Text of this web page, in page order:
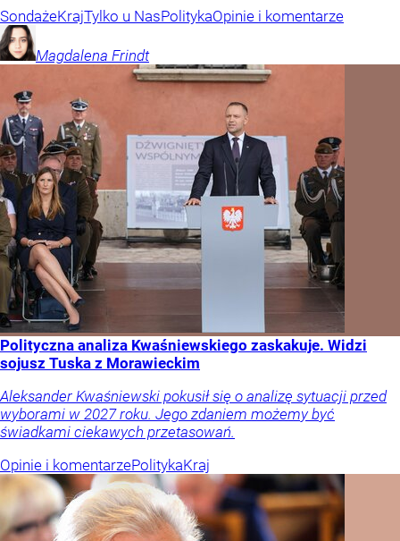
SondażeKrajTylko u NasPolitykaOpinie i komentarze
Magdalena Frindt
Polityczna analiza Kwaśniewskiego zaskakuje. Widzi
sojusz Tuska z Morawieckim
Aleksander Kwaśniewski pokusił się o analizę sytuacji przed
wyborami w 2027 roku. Jego zdaniem możemy być
świadkami ciekawych przetasowań.
Opinie i komentarzePolitykaKraj